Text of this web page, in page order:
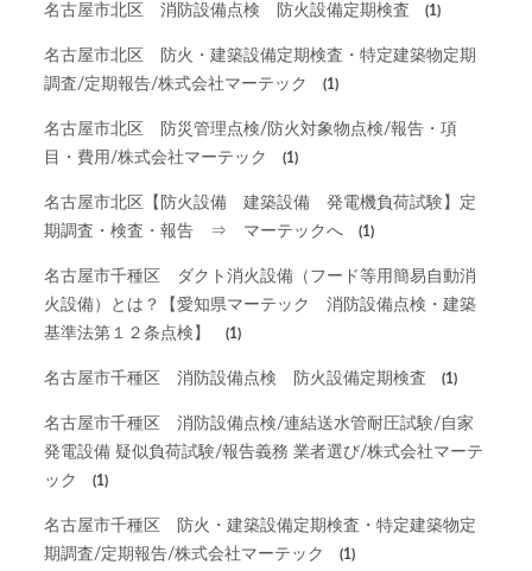
名古屋市北区 消防設備点検 防火設備定期検査 (1)
名古屋市北区 防火・建築設備定期検査・特定建築物定期
調査/定期報告/株式会社マーテック
(1)
名古屋市北区 防災管理点検/防火対象物点検/報告・項
目・費用/株式会社マーテック
(1)
名古屋市北区【防火設備 建築設備 発電機負荷試験】定
期調査・検査・報告 ⇒ マーテックへ
(1)
名古屋市千種区 ダクト消火設備（フード等用簡易自動消
火設備）とは？【愛知県マーテック 消防設備点検・建築
基準法第１２条点検】
(1)
名古屋市千種区 消防設備点検 防火設備定期検査 (1)
名古屋市千種区 消防設備点検/連結送水管耐圧試験/自家
発電設備 疑似負荷試験/報告義務 業者選び/株式会社マーテ
ック
(1)
名古屋市千種区 防火・建築設備定期検査・特定建築物定
期調査/定期報告/株式会社マーテック
(1)